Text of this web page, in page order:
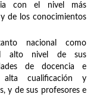
con el nivel más
de los conocimientos
nacional como
alto nivel de sus
de docencia e
cualificación y
y de sus profesores e